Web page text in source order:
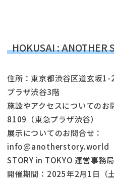
HOKUSAI : ANOTHER
住所：東京都渋谷区道玄坂
プラザ渋谷3階
施設やアクセスについての
8109（東急プラザ渋谷）
展示についてのお問合せ：
info@anotherstory.world（
STORY in TOKYO 運営事務局
開催期間：2025年2月1日（